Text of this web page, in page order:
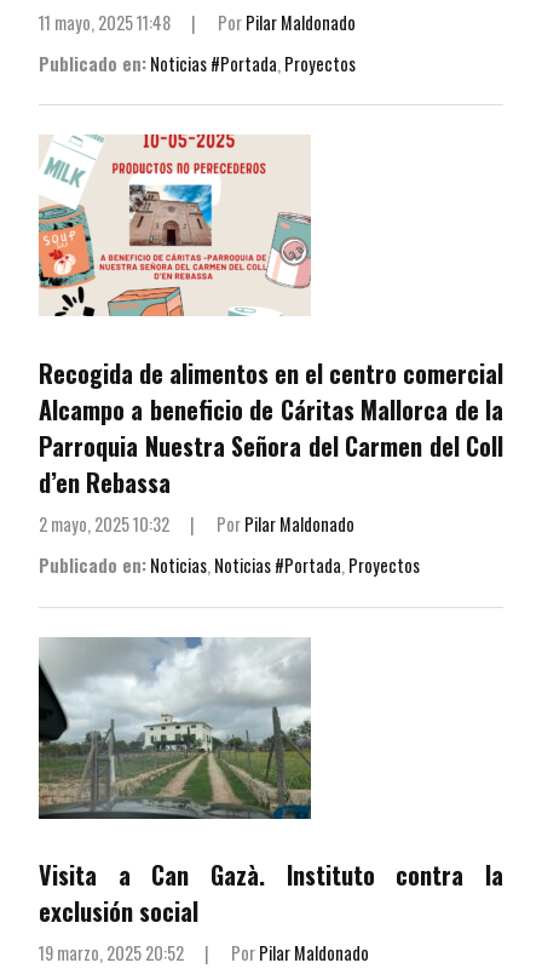
11 mayo, 2025 11:48 | PorPilar Maldonado
Publicado en:Noticias #Portada,Proyectos
Recogida de alimentos en el centro comercial
Alcampo a beneficio de Cáritas Mallorca de la
Parroquia Nuestra Señora del Carmen del Coll
d’en Rebassa
2 mayo, 2025 10:32 | PorPilar Maldonado
Publicado en:Noticias,Noticias #Portada,Proyectos
Visita a Can Gazà. Instituto contra la
exclusión social
19 marzo, 2025 20:52 | PorPilar Maldonado